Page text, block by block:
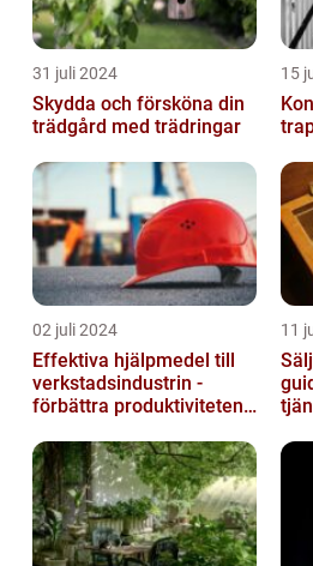
31 juli 2024
Skydda och försköna din
trädgård med trädringar
15
02 juli 2024
Effektiva hjälpmedel till
verkstadsindustrin -
förbättra produktiviteten
11